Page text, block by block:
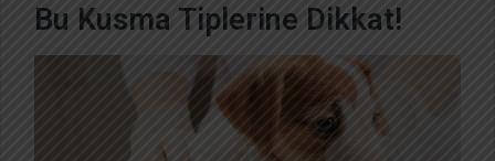
Bu Kusma Tiplerine Dikkat!